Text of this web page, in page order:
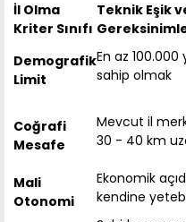
İl Olma
Kriter Sınıfı
Teknik Eşik
Demografik
Limit
En az
sahip olmak
Coğrafi
Mesafe
Mevcut il
30 - 40 km
Mali
Otonomi
Ekonomik
kendine